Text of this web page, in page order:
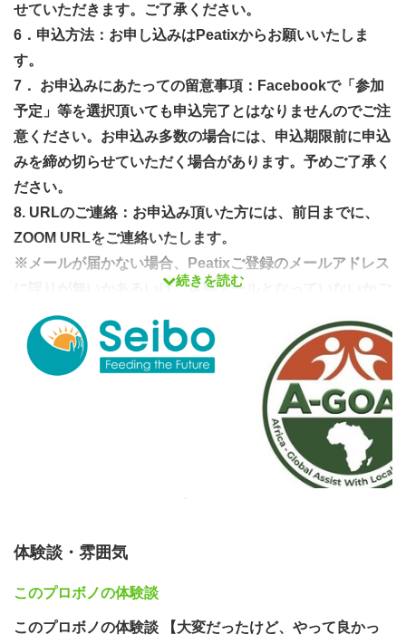
せていただきます。ご了承ください。
6．申込方法：お申し込みはPeatixからお願いいたしま
す。
7． お申込みにあたっての留意事項：Facebookで「参加
予定」等を選択頂いても申込完了とはなりませんのでご注
意ください。お申込み多数の場合には、申込期限前に申込
みを締め切らせていただく場合があります。予めご了承く
ださい。
8. URLのご連絡：お申込み頂いた方には、前日までに、
ZOOM URLをご連絡いたします。
※メールが届かない場合、Peatixご登録のメールアドレス
に誤りが無いかあるいは、迷惑メールとなっていないかご
確認ください。
🔷当日のスケジュール 🔷（変更になる可能性もあります｡
１．イントロ（20分）：NPO法人 二枚目の名刺とは？サ
２．団体概要説明（45分）：参加団体によるプレゼンテー
別の説明、質疑応答（1団体15分×3回）
🔷支援団体🔷
続きを読む
体験談・雰囲気
このプロボノの体験談
このプロボノの体験談 【大変だったけど、やって良かっ